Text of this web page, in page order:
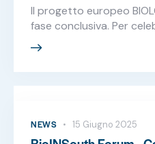
Il progetto europeo
fase conclusiva. Per
NEWS 15 Giugno 2025